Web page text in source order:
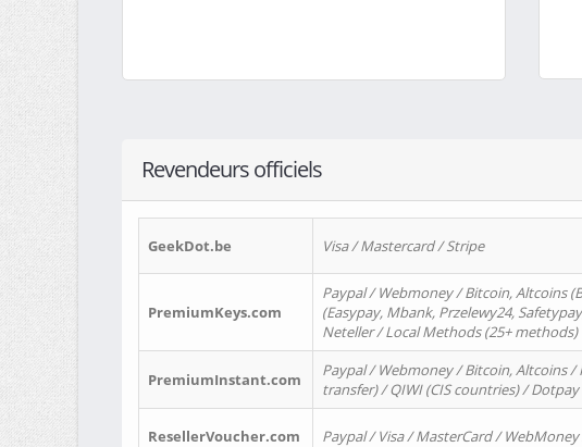
Revendeurs officiels
GeekDot.be Visa / Mastercard / Stripe
PremiumKeys.com
Paypal / Webmoney / Bitcoin, Altcoins
(Easypay, Mbank, Przelewy24,
Neteller / Local Methods (25+ methods)
PremiumInstant.com
Paypal / Webmoney / Bitcoin, Altcoins
transfer) / QIWI (CIS countries) /
ResellerVoucher.com Paypal / Visa / MasterCard /